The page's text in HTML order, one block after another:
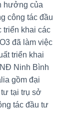
hưởng của
công tác đầu
triển khai các
đã làm việc
triển khai
Ninh Bình
gồm đại
tại trụ sở
tác đầu tư